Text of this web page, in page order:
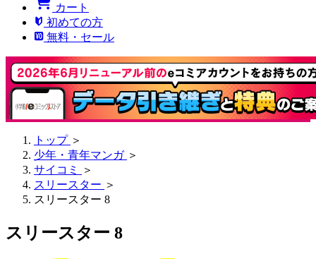
カート
初めての方
無料・セール
トップ ＞
少年・青年マンガ ＞
サイコミ
＞
スリースター ＞
スリースター 8
スリースター 8